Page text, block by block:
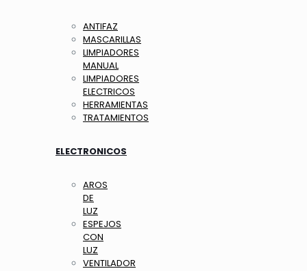
ANTIFAZ
MASCARILLAS
LIMPIADORES
MANUAL
LIMPIADORES
ELECTRICOS
HERRAMIENTAS
TRATAMIENTOS
ELECTRONICOS
AROS
DE
LUZ
ESPEJOS
CON
LUZ
VENTILADOR